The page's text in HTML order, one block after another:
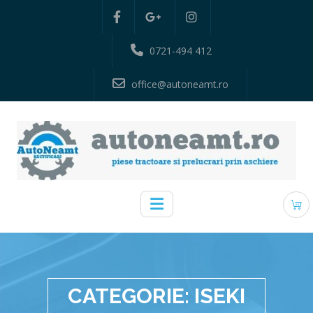
0721-494 412
office@autoneamt.ro
CATEGORIE: ISEKI